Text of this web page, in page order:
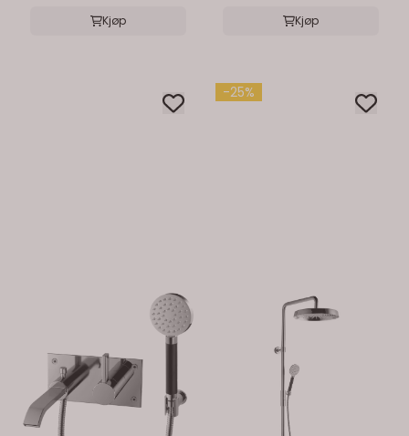
Kjøp
Kjøp
-25%